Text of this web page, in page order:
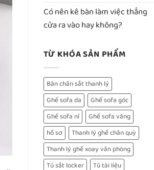
Có nên kê bàn làm việc thẳng
cửa ra vào hay không?
TỪ KHÓA SẢN PHẨM
Bàn chân sắt thanh lý
Ghế sofa da
Ghế sofa góc
Ghế sofa nỉ
Ghế sofa văng
hồ sơ
Thanh lý ghế chân quỳ
Thanh lý ghế xoay văn phòng
Tủ sắt locker
Tủ tài liệu